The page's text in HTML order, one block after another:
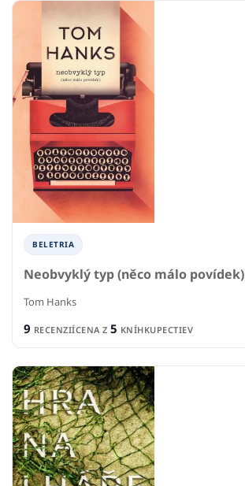
BELETRIA
Neobvyklý typ (něco málo povídek)
Tom Hanks
9 RECENZIÍCENA Z 5 KNÍHKUPECTIEV